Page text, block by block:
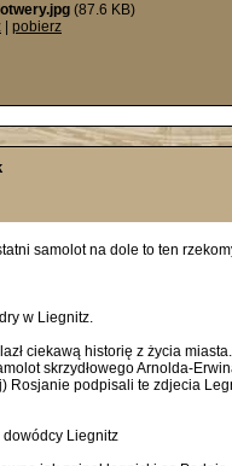
(87.6 KB)
pobierz
samolot na dole to ten
w Liegnitz.
ciekawą historię z życia
skrzydłowego Arnolda-
Rosjanie podpisali te zdjecia
Liegnitz